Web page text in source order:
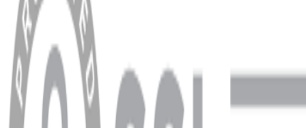
Hesabım
Sipariş Sorgulama
Banka Hesap Bilgileri
YARDIM VE DESTEK
Ödeme ve Teslimat Şartları
Garanti ve İade Şartları